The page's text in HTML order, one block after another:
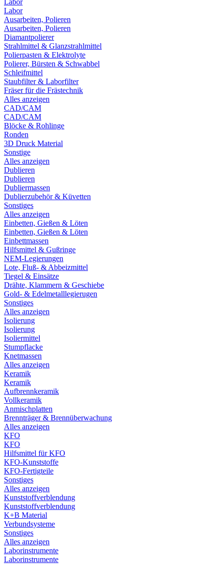
Labor
Labor
Ausarbeiten, Polieren
Ausarbeiten, Polieren
Diamantpolierer
Strahlmittel & Glanzstrahlmittel
Polierpasten & Elektrolyte
Polierer, Bürsten & Schwabbel
Schleifmittel
Staubfilter & Laborfilter
Fräser für die Frästechnik
Alles anzeigen
CAD/CAM
CAD/CAM
Blöcke & Rohlinge
Ronden
3D Druck Material
Sonstige
Alles anzeigen
Dublieren
Dublieren
Dubliermassen
Dublierzubehör & Küvetten
Sonstiges
Alles anzeigen
Einbetten, Gießen & Löten
Einbetten, Gießen & Löten
Einbettmassen
Hilfsmittel & Gußringe
NEM-Legierungen
Lote, Fluß- & Abbeizmittel
Tiegel & Einsätze
Drähte, Klammern & Geschiebe
Gold- & Edelmetalllegierugen
Sonstiges
Alles anzeigen
Isolierung
Isolierung
Isoliermittel
Stumpflacke
Knetmassen
Alles anzeigen
Keramik
Keramik
Aufbrennkeramik
Vollkeramik
Anmischplatten
Brennträger & Brennüberwachung
Alles anzeigen
KFO
KFO
Hilfsmittel für KFO
KFO-Kunststoffe
KFO-Fertigteile
Sonstiges
Alles anzeigen
Kunststoffverblendung
Kunststoffverblendung
K+B Material
Verbundsysteme
Sonstiges
Alles anzeigen
Laborinstrumente
Laborinstrumente